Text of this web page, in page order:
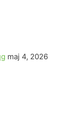
maj 4, 2026